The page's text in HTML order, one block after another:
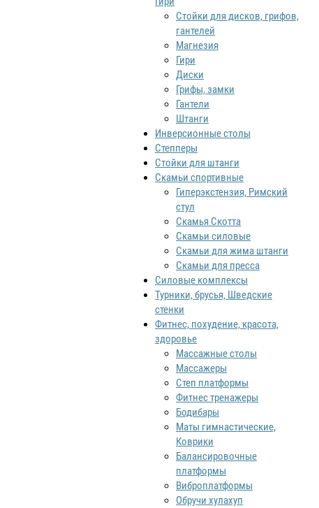
Стойки для дисков, грифов,
гантелей
Магнезия
Гири
Диски
Грифы, замки
Гантели
Штанги
Инверсионные столы
Степперы
Стойки для штанги
Скамьи спортивные
Гиперэкстензия, Римский
стул
Скамья Скотта
Скамьи силовые
Скамьи для жима штанги
Скамьи для пресса
Силовые комплексы
Турники, брусья, Шведские
стенки
Фитнес, похудение, красота,
здоровье
Массажные столы
Массажеры
Степ платформы
Фитнес тренажеры
Бодибары
Маты гимнастические,
Коврики
Балансировочные
платформы
Виброплатформы
Обручи хулахуп